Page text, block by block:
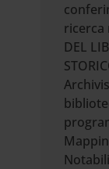
ricerca
DEL